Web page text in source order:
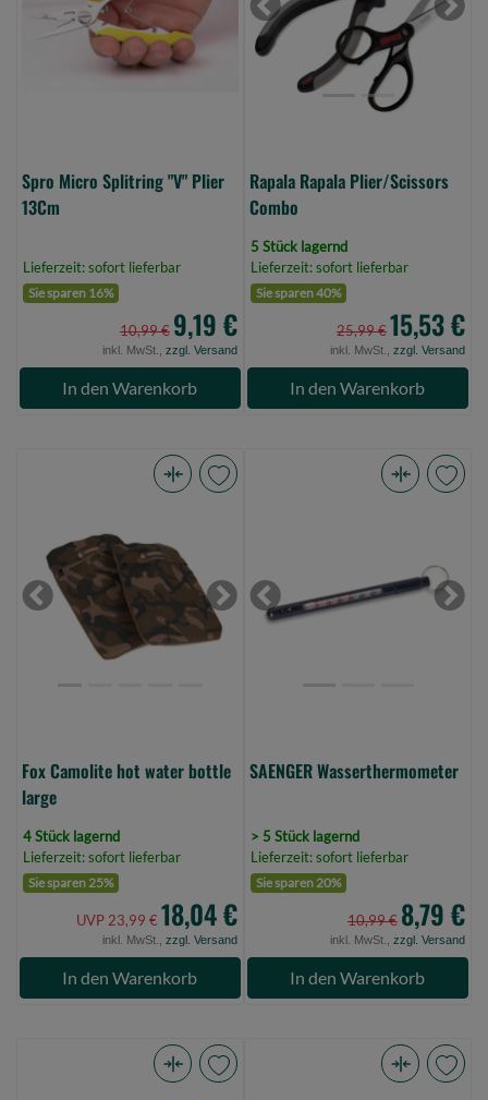
Plier
Spro Micro Splitring "V" Plier
13Cm
Lieferzeit: sofort lieferbar
Sie sparen 16%
10,99 € 9,19 €
inkl. MwSt., zzgl. Versand
In den Warenkorb
(Bild
0)
Previous Next
Rapala Rapala Plier/Scissors
Combo
5 Stück lagernd
Lieferzeit: sofort lieferbar
Sie sparen 40%
25,99 €15,53 €
inkl. MwSt., zzgl. Versand
In den Warenkorb
water
bottle
Previous Next
Fox Camolite hot water bottle
large
4 Stück lagernd
Lieferzeit: sofort lieferbar
Sie sparen 25%
UVP 23,99 € 18,04 €
inkl. MwSt., zzgl. Versand
In den Warenkorb
0)
Previous
Next
SAENGER Wasserthermometer
> 5 Stück lagernd
Lieferzeit: sofort lieferbar
Sie sparen 20%
10,99 € 8,79 €
inkl. MwSt., zzgl. Versand
In den Warenkorb